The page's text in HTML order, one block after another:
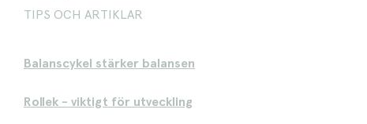
TIPS OCH ARTIKLAR
Balanscykel stärker balansen
Rollek - viktigt för utveckling